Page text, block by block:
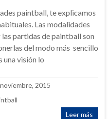
paintball, te explicamos
Las modalidades
las partidas de paintball son
del modo más sencillo
una visión lo
2015
Leer más